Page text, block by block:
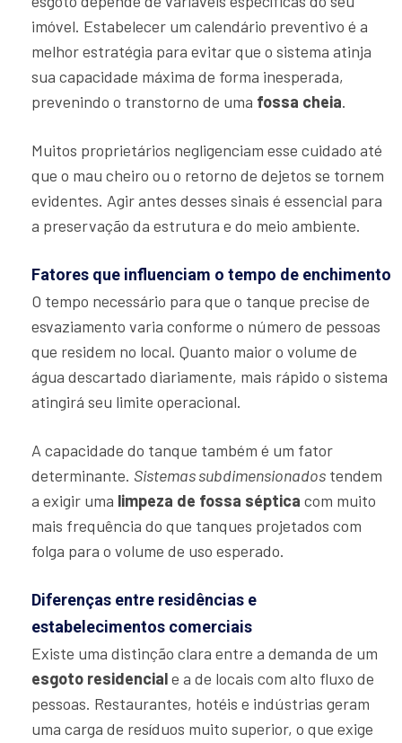
imóvel. Estabelecer um calendário preventivo é a
melhor estratégia para evitar que o sistema atinja
sua capacidade máxima de forma inesperada,
prevenindo o transtorno de uma fossa cheia.
Muitos proprietários negligenciam esse cuidado até
que o mau cheiro ou o retorno de dejetos se tornem
evidentes. Agir antes desses sinais é essencial para
a preservação da estrutura e do meio ambiente.
Fatores que influenciam o tempo de enchimento
O tempo necessário para que o tanque precise de
esvaziamento varia conforme o número de pessoas
que residem no local. Quanto maior o volume de
água descartado diariamente, mais rápido o sistema
atingirá seu limite operacional.
A capacidade do tanque também é um fator
determinante. Sistemas subdimensionados tendem
a exigir uma limpeza de fossa séptica com muito
mais frequência do que tanques projetados com
folga para o volume de uso esperado.
Diferenças entre residências e
estabelecimentos comerciais
Existe uma distinção clara entre a demanda de um
esgoto residenciale a de locais com alto fluxo de
pessoas. Restaurantes, hotéis e indústrias geram
uma carga de resíduos muito superior, o que exige